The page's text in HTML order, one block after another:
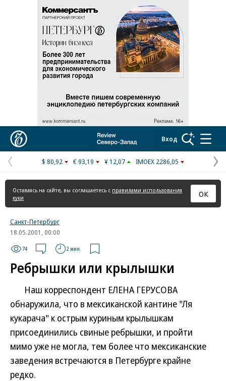
Вход
Предыдущая
страница
$ 80,92 € 93,19 ¥ 12,07 IMOEX 2286,05
Оставаясь на сайте, вы соглашаетесь с правилами использования
куки
ОК
Санкт-Петербург
18.05.2001, 00:00
74 2 мин.
Ребрышки или крылышки
Наш корреспондент ЕЛЕНА ГЕРУСОВА
обнаружила, что в мексиканской кантине "Ля
кукарача" к острым куриным крылышкам
присоединились свиные ребрышки, и пройти
мимо уже не могла, тем более что мексиканские
заведения встречаются в Петербурге крайне
редко.